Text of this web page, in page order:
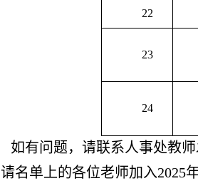
22
23
24
如有问题，请联系人事处教
请名单上的各位老师加入2025